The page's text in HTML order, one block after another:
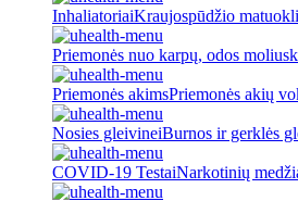
InhaliatoriaiKraujospūdžio
Priemonės nuo karpų, odos
Priemonės akimsPriemonės akių
Nosies gleivineiBurnos ir gerklės
COVID-19 TestaiNarkotinių